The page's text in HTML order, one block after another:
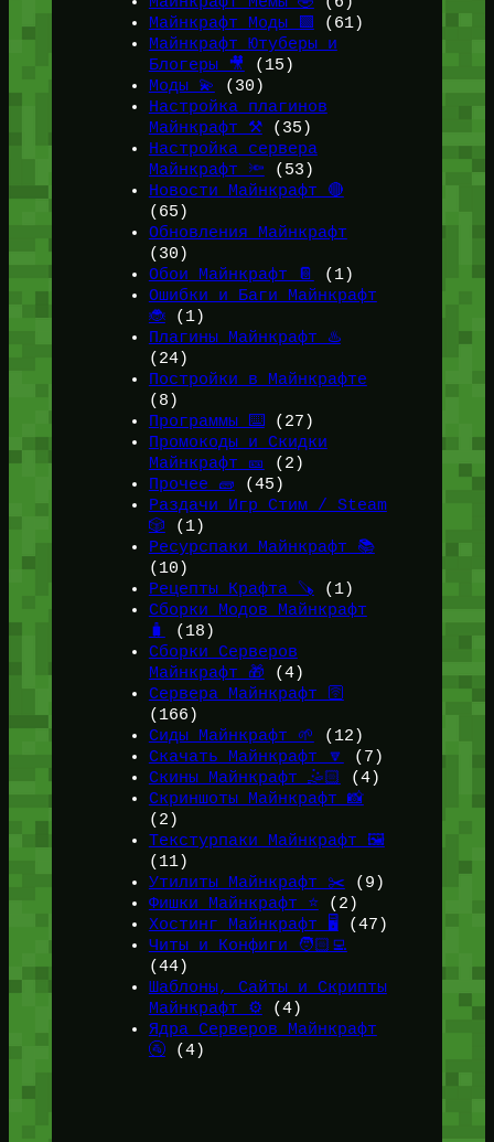
Майнкрафт Моды 🟩 (61)
Майнкрафт Ютуберы и
Блогеры 🎥
(15)
Моды 💫
(30)
Настройка плагинов
Майнкрафт ⚒️(35)
Настройка сервера
Майнкрафт 🔦 (53)
Новости Майнкрафт 🔴
(65)
Обновления Майнкрафт
(30)
Обои Майнкрафт 📔
(1)
Ошибки и Баги Майнкрафт
🐞(1)
Плагины Майнкрафт ♨️
(24)
Постройки в Майнкрафте
(8)
Программы ⌨️(27)
Промокоды и Скидки
Майнкрафт 🎫
(2)
Прочее 🧱 (45)
Раздачи Игр Стим / Steam
🎲 (1)
Ресурспаки Майнкрафт 📚
(10)
Рецепты Крафта 🪚 (1)
Сборки Модов Майнкрафт
🧳
(18)
Сборки Серверов
Майнкрафт 🎁 (4)
Сервера Майнкрафт 🛜
(166)
Сиды Майнкрафт 🌱
(12)
Скачать Майнкрафт 🔽
(7)
Скины Майнкрафт 🤹🏻
(4)
Скриншоты Майнкрафт 📸
(2)
Текстурпаки Майнкрафт 🖼️
(11)
Утилиты Майнкрафт ✂️ (9)
Фишки Майнкрафт ⭐(2)
Хостинг Майнкрафт 🖥️ (47)
Читы и Конфиги 🧑🏻‍💻
(44)
Шаблоны, Сайты и Скрипты
Майнкрафт ⚙️ (4)
Ядра Серверов Майнкрафт
🚰(4)